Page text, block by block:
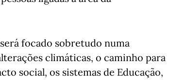
focado sobretudo numa
climáticas, o caminho para
social, os sistemas de Educação,